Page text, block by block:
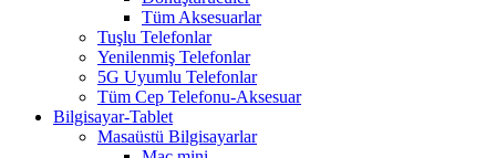
Tüm Aksesuarlar
Tuşlu Telefonlar
Yenilenmiş Telefonlar
5G Uyumlu Telefonlar
Tüm Cep Telefonu-Aksesuar
Bilgisayar-Tablet
Masaüstü Bilgisayarlar